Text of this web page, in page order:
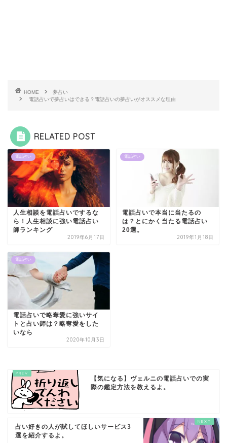
HOME
夢占い
電話占いで夢占いはできる？電話占いの夢占いがオススメな理由
RELATED POST
電話占い
人生相談を電話占いでするな
ら！人生相談に強い電話占い
師ランキング
2019年6月17日
電話占い
電話占いで本当に当たるの
は？とにかく当たる電話占い
20選。
2019年1月18日
電話占い
電話占いで略奪愛に強いサイ
トと占い師は？略奪愛をした
いなら
2020年10月3日
【気になる】ヴェルニの電話占いでの実
際の鑑定方法を教えるよ。
占い好きの人が試してほしいサービス3
選を紹介するよ。